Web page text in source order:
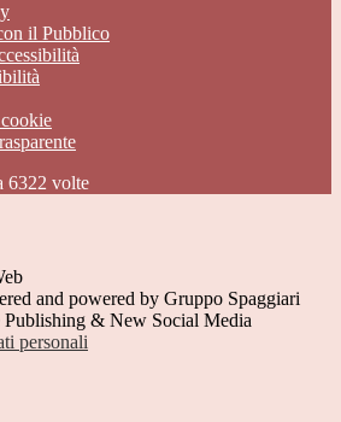
il Pubblico
6322 volte
and powered by Gruppo Spaggiari
& New Social Media
personali